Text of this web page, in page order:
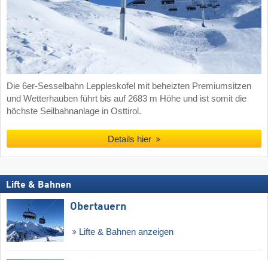
Die 6er-Sesselbahn Leppleskofel mit beheizten Premiumsitzen
und Wetterhauben führt bis auf 2683 m Höhe und ist somit die
höchste Seilbahnanlage in Osttirol.
Details hier
Lifte & Bahnen
Obertauern
Lifte & Bahnen anzeigen